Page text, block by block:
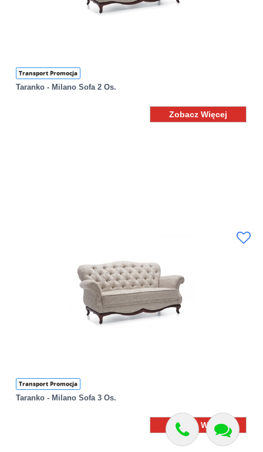
Transport Promocja
Taranko - Milano Sofa 2 Os.
Zobacz Więcej
Transport Promocja
Taranko - Milano Sofa 3 Os.
Zobacz Więcej